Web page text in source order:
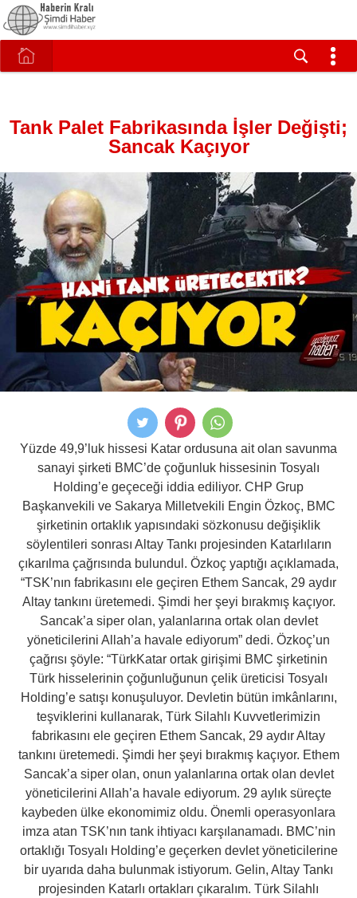
Tank Palet Fabrikasında İşler Değişti;
Sancak Kaçıyor
Yüzde 49,9’luk hissesi Katar ordusuna ait olan savunma
sanayi şirketi BMC’de çoğunluk hissesinin Tosyalı
Holding’e geçeceği iddia ediliyor. CHP Grup
Başkanvekili ve Sakarya Milletvekili Engin Özkoç, BMC
şirketinin ortaklık yapısındaki sözkonusu değişiklik
söylentileri sonrası Altay Tankı projesinden Katarlıların
çıkarılma çağrısında bulundul. Özkoç yaptığı açıklamada,
“TSK’nın fabrikasını ele geçiren Ethem Sancak, 29 aydır
Altay tankını üretemedi. Şimdi her şeyi bırakmış kaçıyor.
Sancak’a siper olan, yalanlarına ortak olan devlet
yöneticilerini Allah’a havale ediyorum” dedi. Özkoç’un
çağrısı şöyle: “TürkKatar ortak girişimi BMC şirketinin
Türk hisselerinin çoğunluğunun çelik üreticisi Tosyalı
Holding’e satışı konuşuluyor. Devletin bütün imkânlarını,
teşviklerini kullanarak, Türk Silahlı Kuvvetlerimizin
fabrikasını ele geçiren Ethem Sancak, 29 aydır Altay
tankını üretemedi. Şimdi her şeyi bırakmış kaçıyor. Ethem
Sancak’a siper olan, onun yalanlarına ortak olan devlet
yöneticilerini Allah’a havale ediyorum. 29 aylık süreçte
kaybeden ülke ekonomimiz oldu. Önemli operasyonlara
imza atan TSK’nın tank ihtiyacı karşılanamadı. BMC’nin
ortaklığı Tosyalı Holding’e geçerken devlet yöneticilerine
bir uyarıda daha bulunmak istiyorum. Gelin, Altay Tankı
projesinden Katarlı ortakları çıkaralım. Türk Silahlı